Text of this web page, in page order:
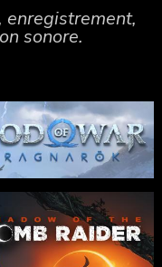
enregistrement,
sonore.